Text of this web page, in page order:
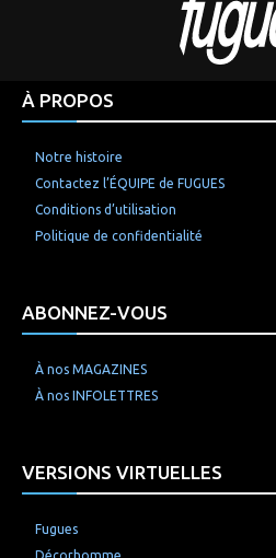
À PROPOS
Notre histoire
Contactez l’ÉQUIPE de FUGUES
Conditions d’utilisation
Politique de confidentialité
ABONNEZ-VOUS
À nos MAGAZINES
À nos INFOLETTRES
VERSIONS VIRTUELLES
Fugues
Décorhomme